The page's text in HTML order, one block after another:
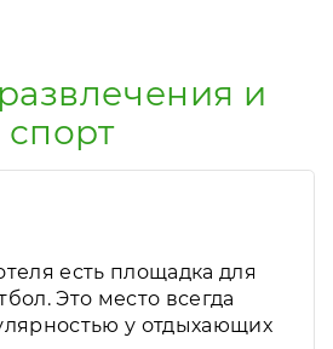
и
спорт
есть площадка для
Это место всегда
у отдыхающих